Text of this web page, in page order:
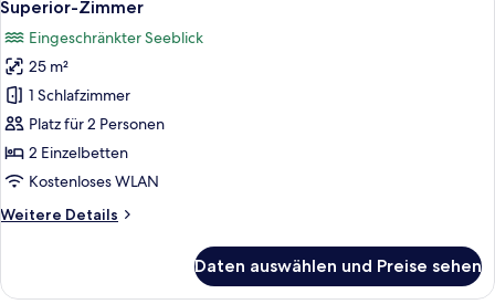
Fotos
für
Superior-
Zimmer
anzeigen
Superior-Zimmer
Eingeschränkter Seeblick
25 m²
1 Schlafzimmer
Platz für 2 Personen
2 Einzelbetten
Kostenloses WLAN
Weitere Details
Weitere
Zimmer
Daten auswählen und Preise sehen